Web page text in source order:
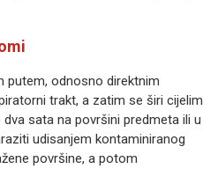
putem, odnosno direktnim
trakt, a zatim se širi cijelim
sata na površini predmeta ili u
udisanjem kontaminiranog
površine, a potom